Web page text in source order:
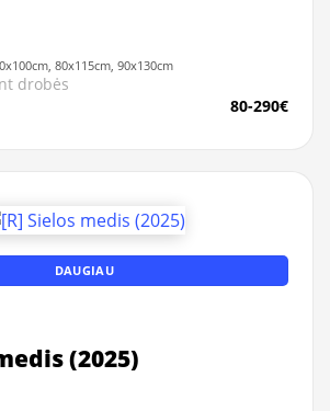
80x115cm, 90x130cm
drobės
80-290€
DAUGIAU
(2025)